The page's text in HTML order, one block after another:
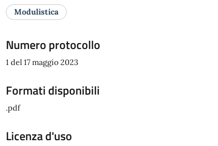
Modulistica
Numero protocollo
1 del 17 maggio 2023
Formati disponibili
.pdf
Licenza d'uso